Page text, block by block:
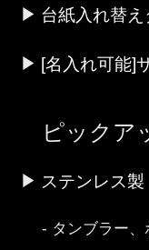
台紙入れ替
[名入れ可能]
ピックア
ステンレス製
タンブラー